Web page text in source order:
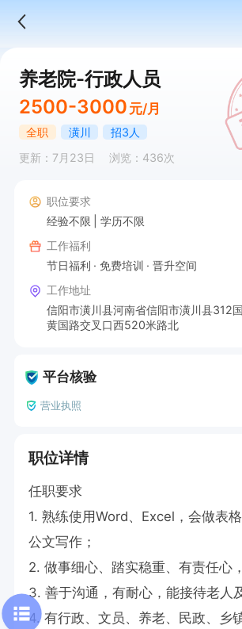
养老院-行政人员
2500-3000 元/月
全职 潢川
招3人
更新：7月23日
浏览：436次
职位要求
经验不限
学历不限
工作福利
节日福利
免费培训
晋升空间
工作地址
信阳市潢川县河南省信阳市潢川县312
黄国路交叉口西520米路北
平台核验
营业执照
职位详情
任职要求
1. 熟练使用Word、Excel，会做表
公文写作；
2. 做事细心、踏实稳重、有责任心
3. 善于沟通，有耐心，能接待老人
4. 有行政、文员、养老、民政、乡